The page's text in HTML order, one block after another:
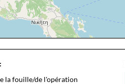
la fouille/de l'opération